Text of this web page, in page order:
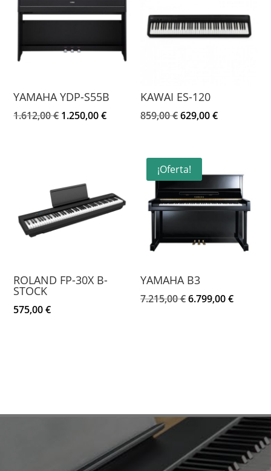
YAMAHA YDP-S55B
1.612,00€ El
1.250,00€El
1.250,00 €.
KAWAI ES-120
859,00€El
era:
859,00 €.
629,00€El
629,00 €.
ROLAND FP-30X B-
STOCK
575,00€
¡Oferta!
YAMAHA B3
7.215,00€El
6.799,00€El